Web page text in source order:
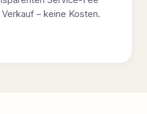
– keine Kosten.